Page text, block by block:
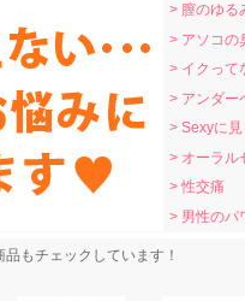
> 膣のゆる
> アソコの
> イクって
> アンダー
> Sexyに
> オーラル
> 性交痛
> 男性のパ
もチェックしています！